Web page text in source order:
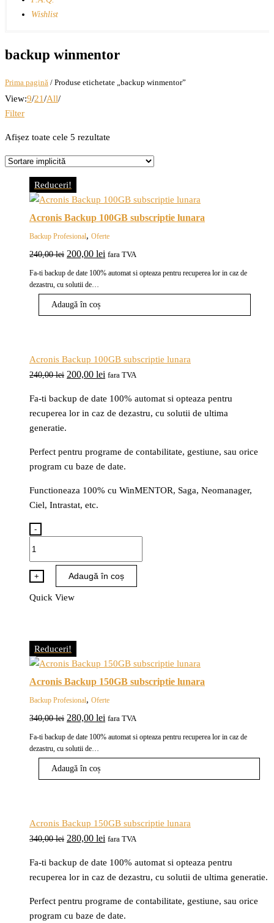
Wishlist
backup winmentor
Prima pagină / Produse etichetate „backup winmentor”
View:9/21/All/
Filter
Afișez toate cele 5 rezultate
Reduceri!
Acronis Backup 100GB subscriptie lunara
Backup Profesional, Oferte
240,00lei Prețul
inițial
a
fost:
240,00 lei.
200,00 lei Prețul
curent
fara TVA
Fa-ti backup de date 100% automat si opteaza pentru recuperea lor in caz de
dezastru, cu solutii de…
Adaugă în coș
Acronis Backup 100GB subscriptie lunara
240,00lei Prețul
a
fost:
200,00 lei Prețul
este:
200,00 lei.
fara TVA
Fa-ti backup de date 100% automat si opteaza pentru
recuperea lor in caz de dezastru, cu solutii de ultima
generatie.
Perfect pentru programe de contabilitate, gestiune, sau orice
program cu baze de date.
Functioneaza 100% cu WinMENTOR, Saga, Neomanager,
Ciel, Intrastat, etc.
-
Backup
100GB
subscriptie
+ Adaugă în coș
Quick View
Reduceri!
Acronis Backup 150GB subscriptie lunara
Backup Profesional, Oferte
340,00lei Prețul
inițial
a
fost:
340,00 lei.
280,00 lei Prețul
curent
fara TVA
Fa-ti backup de date 100% automat si opteaza pentru recuperea lor in caz de
dezastru, cu solutii de…
Adaugă în coș
Acronis Backup 150GB subscriptie lunara
340,00lei Prețul
a
fost:
340,00 lei.
280,00 lei Prețul
este:
280,00 lei.
fara TVA
Fa-ti backup de date 100% automat si opteaza pentru
recuperea lor in caz de dezastru, cu solutii de ultima generatie.
Perfect pentru programe de contabilitate, gestiune, sau orice
program cu baze de date.